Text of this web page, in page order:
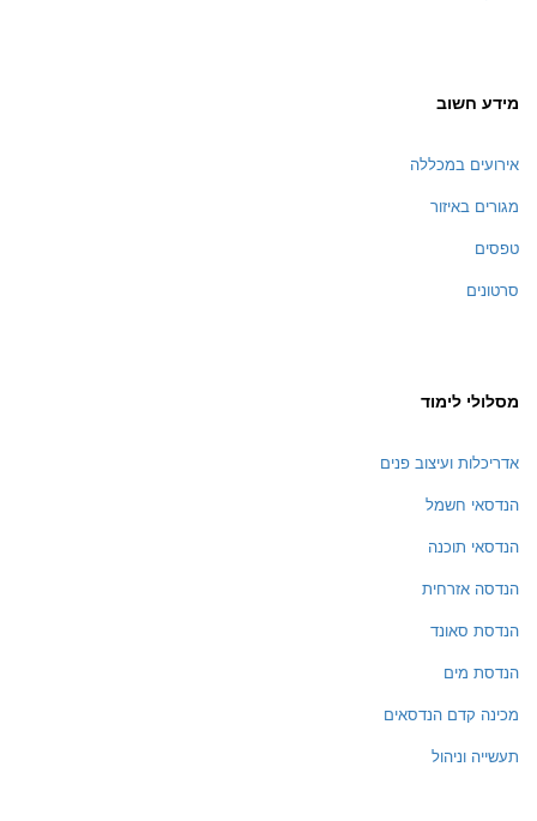
מידע חשוב
אירועים במכללה
מגורים באיזור
טפסים
סרטונים
מסלולי לימוד
אדריכלות ועיצוב פנים
הנדסאי חשמל
הנדסאי תוכנה
הנדסה אזרחית
הנדסת סאונד
הנדסת מים
מכינה קדם הנדסאים
תעשייה וניהול